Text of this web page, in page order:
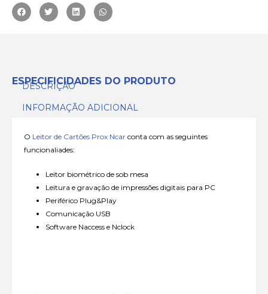
ESPECIFICIDADES DO PRODUTO
DESCRIÇÃO
INFORMAÇÃO ADICIONAL
O Leitor de Cartões Prox Ncar conta com as seguintes
funcionaliades:
Leitor biométrico de sob mesa
Leitura e gravação de impressões digitais para PC
Periférico Plug&Play
Comunicação USB
Software Naccess e Nclock